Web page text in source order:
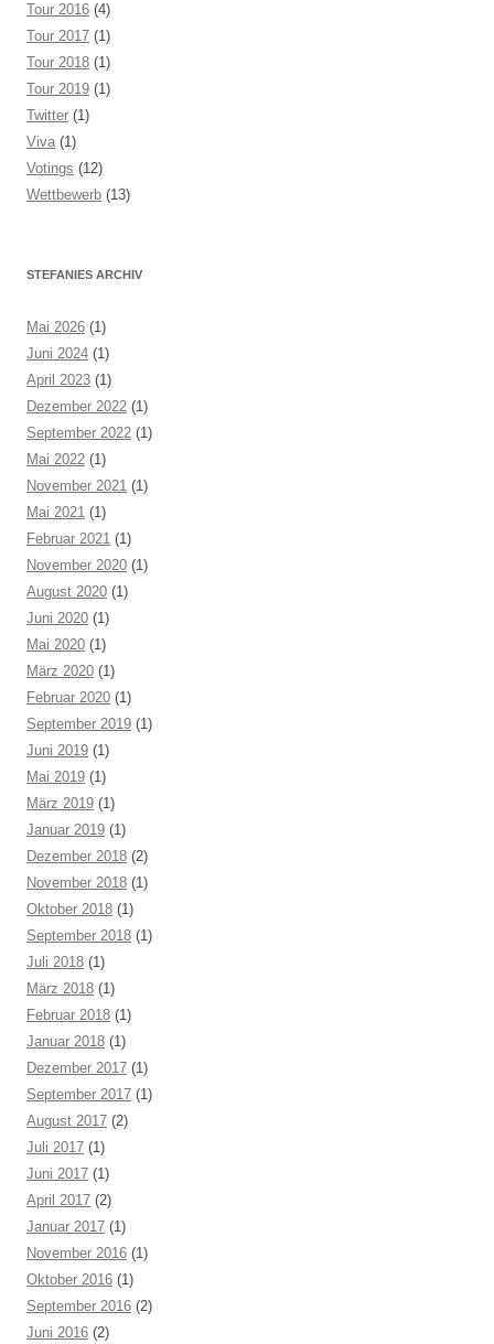
Tour 2016 (4)
Tour 2017 (1)
Tour 2018 (1)
Tour 2019 (1)
Twitter (1)
Viva (1)
Votings (12)
Wettbewerb (13)
STEFANIES ARCHIV
Mai 2026 (1)
Juni 2024 (1)
April 2023 (1)
Dezember 2022 (1)
September 2022 (1)
Mai 2022 (1)
November 2021 (1)
Mai 2021 (1)
Februar 2021 (1)
November 2020 (1)
August 2020 (1)
Juni 2020 (1)
Mai 2020 (1)
März 2020 (1)
Februar 2020 (1)
September 2019 (1)
Juni 2019 (1)
Mai 2019 (1)
März 2019 (1)
Januar 2019 (1)
Dezember 2018 (2)
November 2018 (1)
Oktober 2018 (1)
September 2018 (1)
Juli 2018 (1)
März 2018 (1)
Februar 2018 (1)
Januar 2018 (1)
Dezember 2017 (1)
September 2017 (1)
August 2017 (2)
Juli 2017 (1)
Juni 2017 (1)
April 2017 (2)
Januar 2017 (1)
November 2016 (1)
Oktober 2016 (1)
September 2016 (2)
Juni 2016 (2)